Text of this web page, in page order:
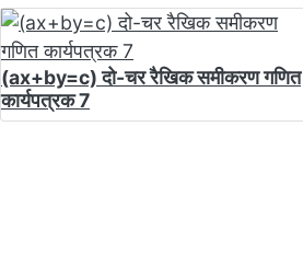
(ax+by=c) दो-चर रैखिक समीकरण गणित
कार्यपत्रक 7